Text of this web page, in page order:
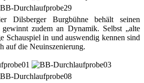
Dilsberger Burgbühne behält seinen
zudem an Dynamik. Selbst „alte
Schauspiel in und auswendig kennen sind
auf die Neuinszenierung.